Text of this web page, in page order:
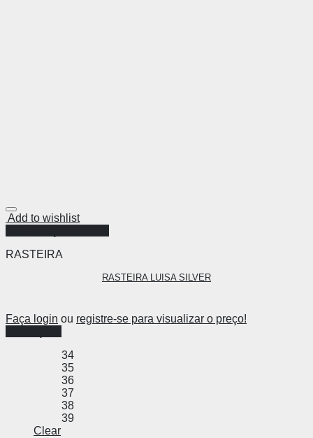
Add to wishlist
RASTEIRA
RASTEIRA LUISA SILVER
Faça login ou registre-se para visualizar o preço!
34
35
36
37
38
39
Clear